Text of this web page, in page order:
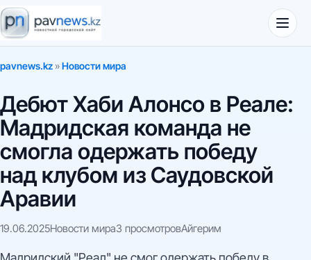
pavnews.kz »Новости мира
Дебют Хаби Алонсо в Реале:
Мадридская команда не
смогла одержать победу
над клубом из Саудовской
Аравии
19.06.2025Новости мира3 просмотровАйгерим